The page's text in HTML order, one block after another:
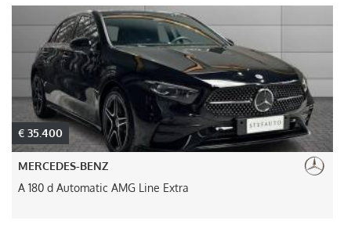
€ 35.400
MERCEDES-BENZ
A 180 d Automatic AMG Line Extra